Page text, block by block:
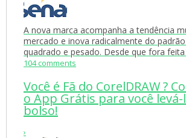
A nova marca acompanha a tendência
mercado e inova radicalmente do
quadrado e pesado. Desde que fora feita
104 comments
Você é Fã do CorelDRAW ?
o App Grátis para você
bolso!
›